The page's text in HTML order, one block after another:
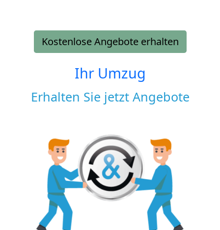
Kostenlose Angebote erhalten
Ihr Umzug
Erhalten Sie jetzt Angebote